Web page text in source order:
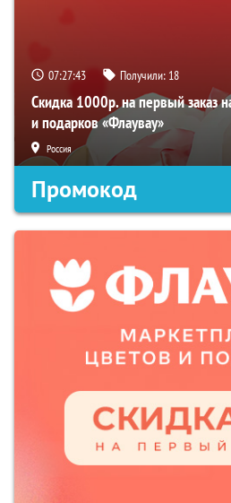
07:27:42 Получили: 18
Скидка 1000р. на первый заказ
и подарков «Флаувау»
Россия
Промокод